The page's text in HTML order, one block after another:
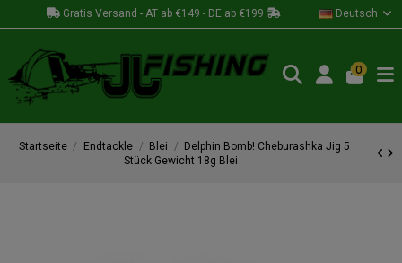
Gratis Versand - AT ab €149 - DE ab €199 Deutsch
0
Startseite Endtackle Blei
Delphin Bomb! Cheburashka Jig 5
Stück Gewicht 18g Blei